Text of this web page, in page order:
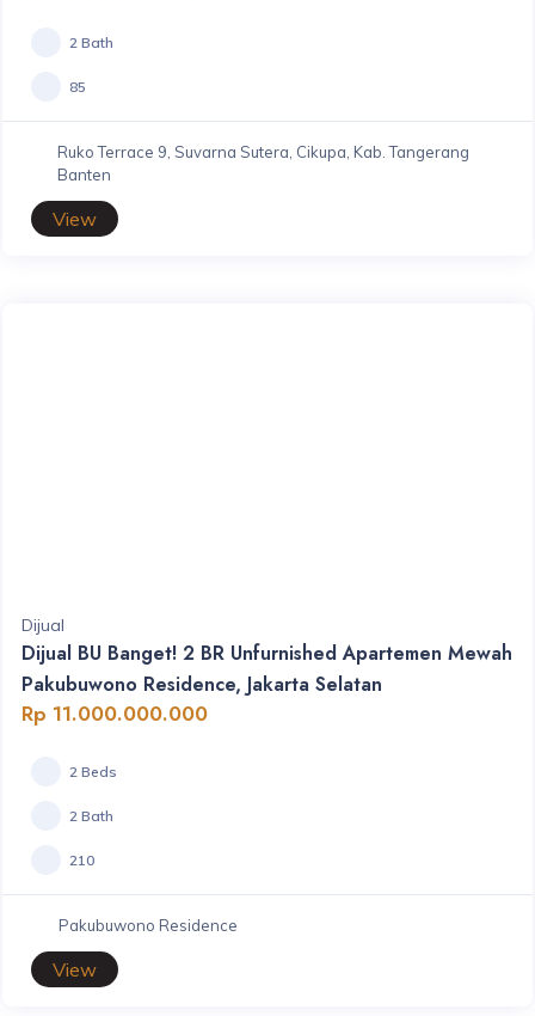
2 Bath
85
Ruko Terrace 9, Suvarna Sutera, Cikupa, Kab. Tangerang
Banten
View
Dijual
Dijual BU Banget! 2 BR Unfurnished Apartemen Mewah
Pakubuwono Residence, Jakarta Selatan
Rp 11.000.000.000
2 Beds
2 Bath
210
Pakubuwono Residence
View